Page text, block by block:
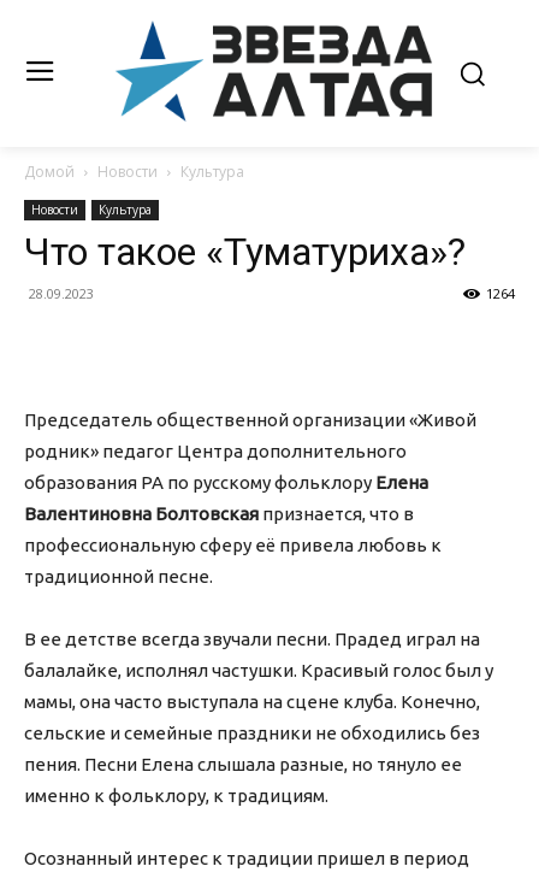
Домой Новости Культура
Новости Культура
Что такое «Туматуриха»?
28.09.2023 1264
Председатель общественной организации «Живой
родник» педагог Центра дополнительного
образования РА по русскому фольклору Елена
Валентиновна Болтовская признается, что в
профессиональную сферу её привела любовь к
традиционной песне.
В ее детстве всегда звучали песни. Прадед играл на
балалайке, исполнял частушки. Красивый голос был у
мамы, она часто выступала на сцене клуба. Конечно,
сельские и семейные праздники не обходились без
пения. Песни Елена слышала разные, но тянуло ее
именно к фольклору, к традициям.
Осознанный интерес к традиции пришел в период